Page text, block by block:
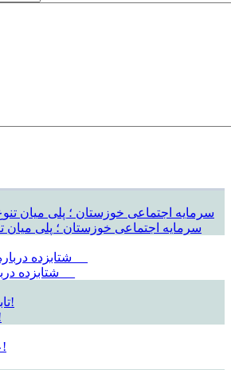
سرمایه اجتماعی خوزستان ؛ پلی میان
تابوها